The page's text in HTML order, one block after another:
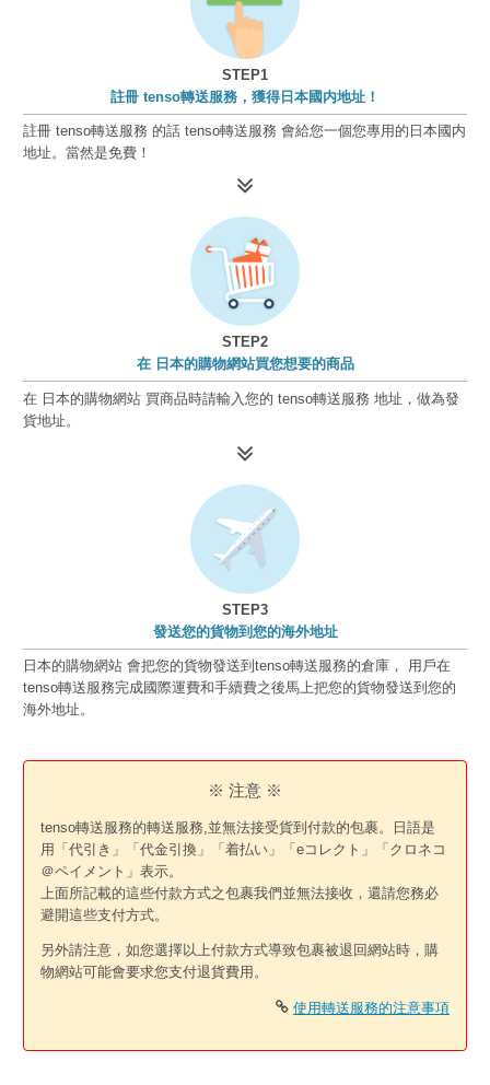
STEP1
註冊 tenso轉送服務，獲得日本國内地址！
註冊 tenso轉送服務 的話 tenso轉送服務 會給您一個您專用的日本國内
地址。當然是免費！
STEP2
在 日本的購物網站買您想要的商品
在 日本的購物網站 買商品時請輸入您的 tenso轉送服務 地址，做為發
貨地址。
STEP3
發送您的貨物到您的海外地址
日本的購物網站 會把您的貨物發送到tenso轉送服務的倉庫， 用戶在
tenso轉送服務完成國際運費和手續費之後馬上把您的貨物發送到您的
海外地址。
※ 注意 ※
tenso轉送服務的轉送服務,並無法接受貨到付款的包裹。日語是
用「代引き」「代金引換」「着払い」「eコレクト」「クロネコ
＠ペイメント」表示。
上面所記載的這些付款方式之包裹我們並無法接收，還請您務必
避開這些支付方式。
另外請注意，如您選擇以上付款方式導致包裹被退回網站時，購
物網站可能會要求您支付退貨費用。
使用轉送服務的注意事項